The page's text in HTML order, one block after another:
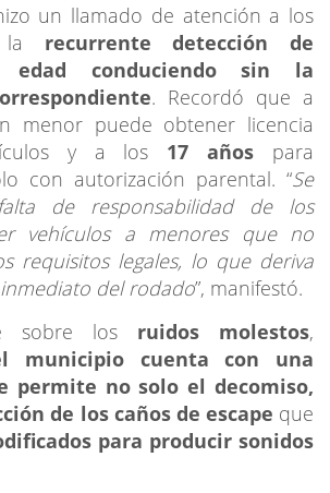
un llamado de atención a los
la recurrente detección de
edad conduciendo sin la
. Recordó que a
menor puede obtener licencia
y a los 17 años para
con autorización parental. “Se
de responsabilidad de los
vehículos a menores que no
requisitos legales, lo que deriva
del rodado”, manifestó.
sobre los ruidos molestos,
municipio cuenta con una
permite no solo el decomiso,
de los caños de escape que
para producir sonidos